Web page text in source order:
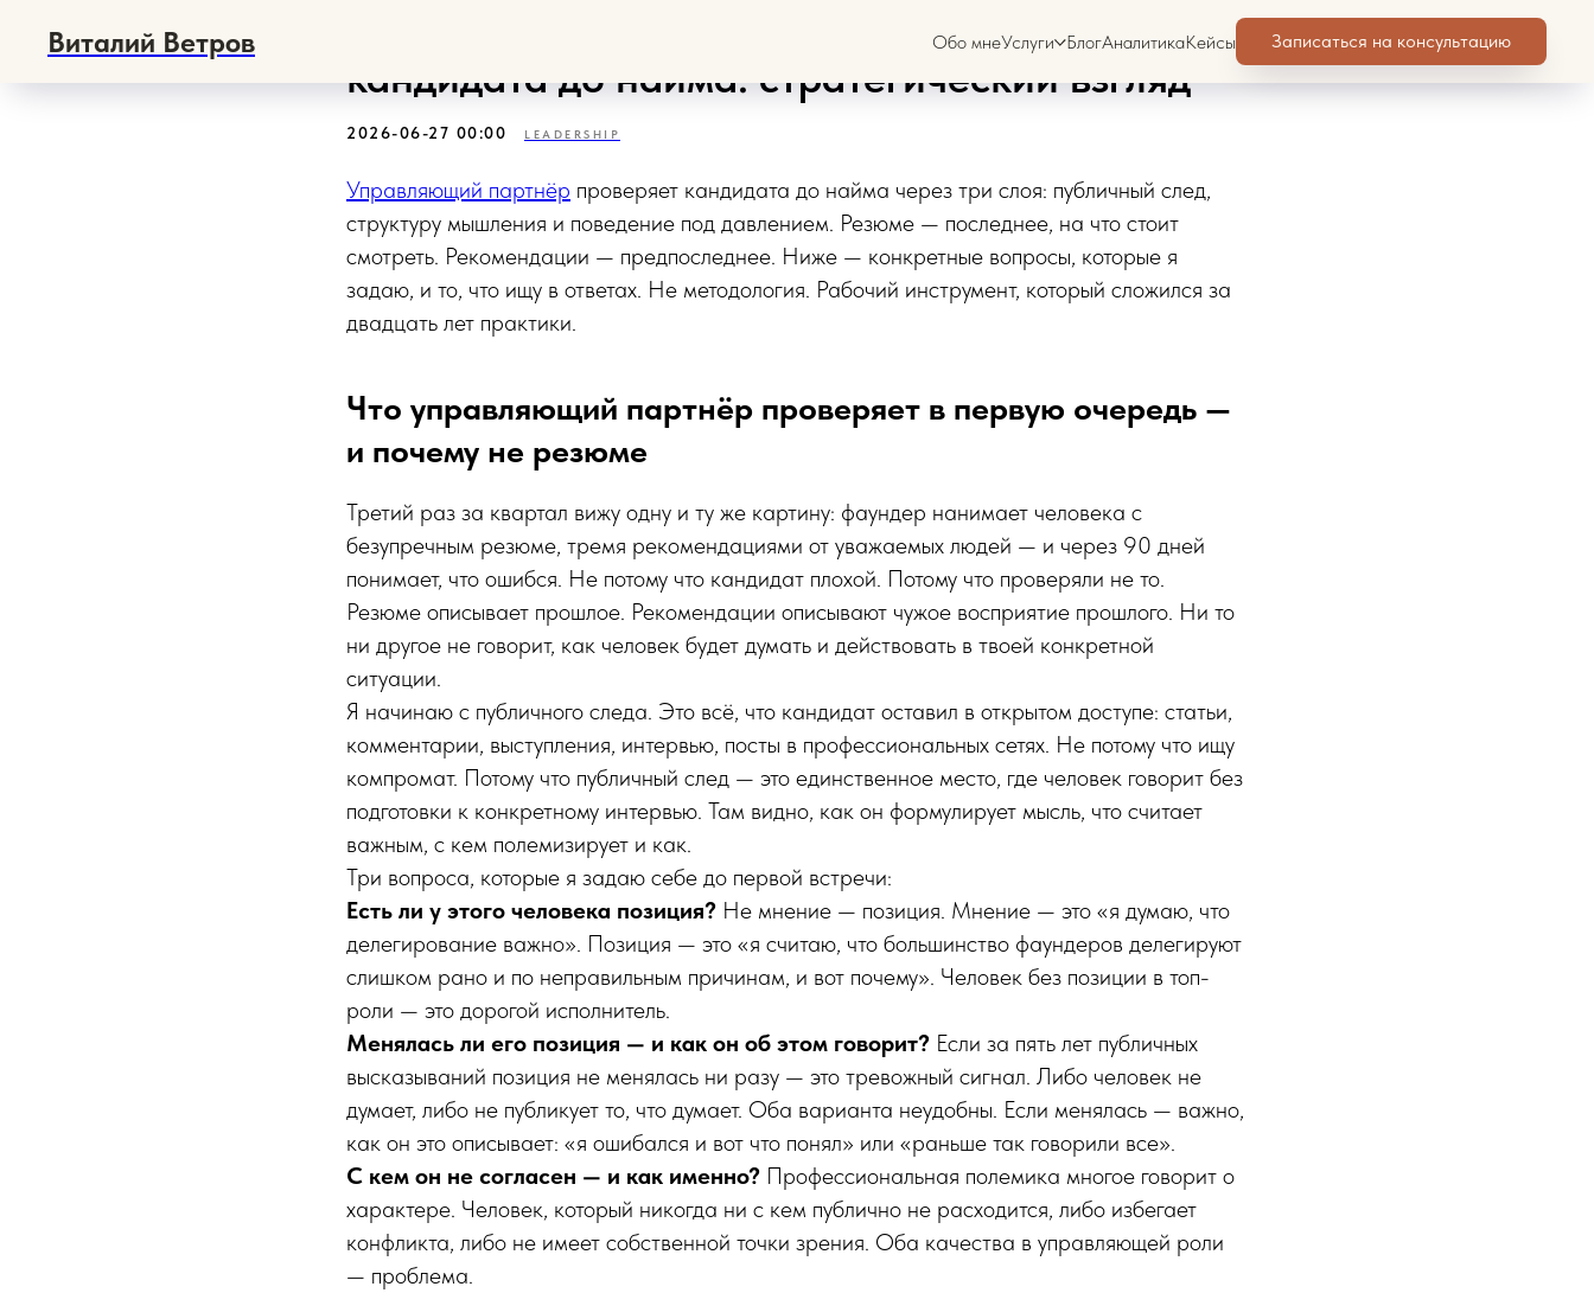
Виталий Ветров Обо мнеУслуги БлогАналитикаКейсы Записаться на консультацию
Как управляющий партнёр проверяет
кандидата до найма: стратегический взгляд
2026-06-27 00:00 LEADERSHIP
Управляющий партнёр проверяет кандидата до найма через три слоя: публичный след,
структуру мышления и поведение под давлением. Резюме — последнее, на что стоит
смотреть. Рекомендации — предпоследнее. Ниже — конкретные вопросы, которые я
задаю, и то, что ищу в ответах. Не методология. Рабочий инструмент, который сложился за
двадцать лет практики.
Что управляющий партнёр проверяет в первую очередь —
и почему не резюме
Третий раз за квартал вижу одну и ту же картину: фаундер нанимает человека с
безупречным резюме, тремя рекомендациями от уважаемых людей — и через 90 дней
понимает, что ошибся. Не потому что кандидат плохой. Потому что проверяли не то.
Резюме описывает прошлое. Рекомендации описывают чужое восприятие прошлого. Ни то
ни другое не говорит, как человек будет думать и действовать в твоей конкретной
ситуации.
Я начинаю с публичного следа. Это всё, что кандидат оставил в открытом доступе: статьи,
комментарии, выступления, интервью, посты в профессиональных сетях. Не потому что ищу
компромат. Потому что публичный след — это единственное место, где человек говорит без
подготовки к конкретному интервью. Там видно, как он формулирует мысль, что считает
важным, с кем полемизирует и как.
Три вопроса, которые я задаю себе до первой встречи:
Есть ли у этого человека позиция? Не мнение — позиция. Мнение — это «я думаю, что
делегирование важно». Позиция — это «я считаю, что большинство фаундеров делегируют
слишком рано и по неправильным причинам, и вот почему». Человек без позиции в топ-
роли — это дорогой исполнитель.
Менялась ли его позиция — и как он об этом говорит? Если за пять лет публичных
высказываний позиция не менялась ни разу — это тревожный сигнал. Либо человек не
думает, либо не публикует то, что думает. Оба варианта неудобны. Если менялась — важно,
как он это описывает: «я ошибался и вот что понял» или «раньше так говорили все».
С кем он не согласен — и как именно? Профессиональная полемика многое говорит о
характере. Человек, который никогда ни с кем публично не расходится, либо избегает
конфликта, либо не имеет собственной точки зрения. Оба качества в управляющей роли
— проблема.